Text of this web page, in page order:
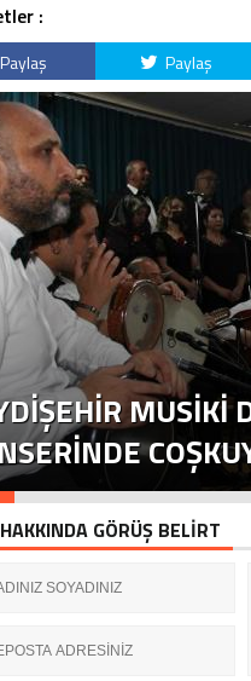
:
Paylaş Paylaş
MUSIKI
GÖRÜŞ BELİRT